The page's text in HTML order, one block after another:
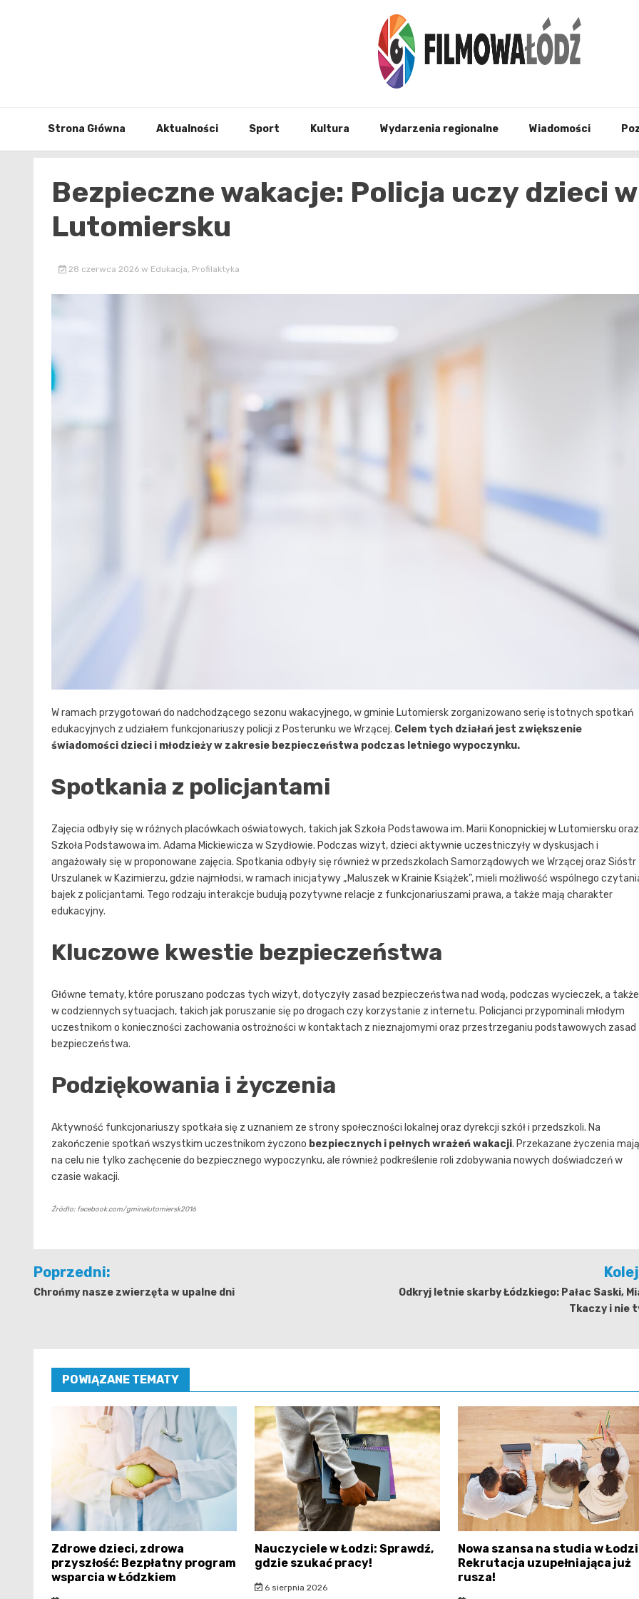
Strona Główna Aktualności Sport Kultura Wydarzenia regionalne Wiadomości
Bezpieczne wakacje: Policja uczy dzieci w
Lutomiersku
28 czerwca 2026 w Edukacja, Profilaktyka
W ramach przygotowań do nadchodzącego sezonu wakacyjnego, w gminie Lutomiersk zorganizowano serię istotnych spotkań
edukacyjnych z udziałem funkcjonariuszy policji z Posterunku we Wrzącej. Celem tych działań jest zwiększenie
świadomości dzieci i młodzieży w zakresie bezpieczeństwa podczas letniego wypoczynku.
Spotkania z policjantami
Zajęcia odbyły się w różnych placówkach oświatowych, takich jak Szkoła Podstawowa im. Marii Konopnickiej w Lutomiersku oraz
Szkoła Podstawowa im. Adama Mickiewicza w Szydłowie. Podczas wizyt, dzieci aktywnie uczestniczyły w dyskusjach i
angażowały się w proponowane zajęcia. Spotkania odbyły się również w przedszkolach Samorządowych we Wrzącej oraz Sióstr
Urszulanek w Kazimierzu, gdzie najmłodsi, w ramach inicjatywy „Maluszek w Krainie Książek”, mieli możliwość wspólnego
bajek z policjantami. Tego rodzaju interakcje budują pozytywne relacje z funkcjonariuszami prawa, a także mają charakter
edukacyjny.
Kluczowe kwestie bezpieczeństwa
Główne tematy, które poruszano podczas tych wizyt, dotyczyły zasad bezpieczeństwa nad wodą, podczas wycieczek, a także
w codziennych sytuacjach, takich jak poruszanie się po drogach czy korzystanie z internetu. Policjanci przypominali młodym
uczestnikom o konieczności zachowania ostrożności w kontaktach z nieznajomymi oraz przestrzeganiu podstawowych zasad
bezpieczeństwa.
Podziękowania i życzenia
Aktywność funkcjonariuszy spotkała się z uznaniem ze strony społeczności lokalnej oraz dyrekcji szkół i przedszkoli. Na
zakończenie spotkań wszystkim uczestnikom życzono bezpiecznych i pełnych wrażeń wakacji. Przekazane życzenia mają
na celu nie tylko zachęcenie do bezpiecznego wypoczynku, ale również podkreślenie roli zdobywania nowych doświadczeń w
czasie wakacji.
Źródło: facebook.com/gminalutomiersk2016
Nawigacja
wpisu
Poprzedni:
Chrońmy nasze zwierzęta w upalne dni
Odkryj letnie skarby Łódzkiego: Pałac Saski,
Tkaczy i nie
POWIĄZANE TEMATY
Zdrowe dzieci, zdrowa
przyszłość: Bezpłatny program
wsparcia w Łódzkiem
Nauczyciele w Łodzi: Sprawdź,
gdzie szukać pracy!
6 sierpnia 2026
Nowa szansa na studia w
Rekrutacja uzupełniająca już
rusza!